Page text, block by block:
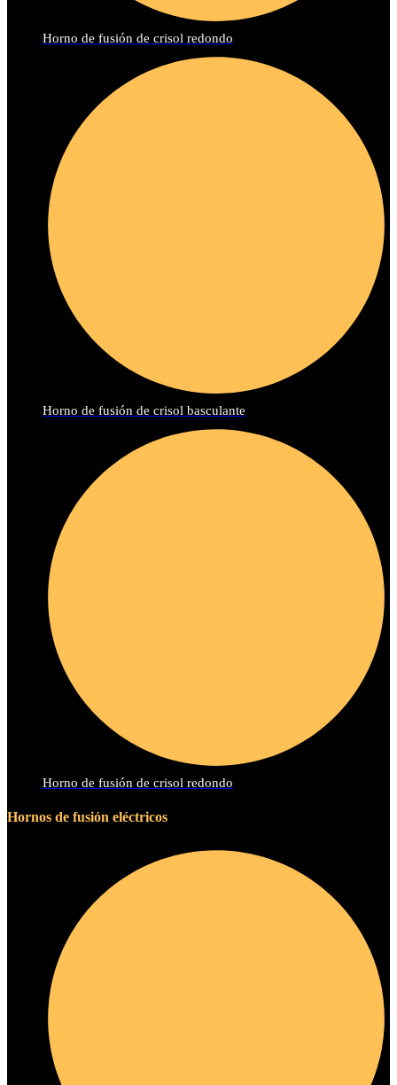
Horno de fusión de crisol redondo
Horno de fusión de crisol basculante
Horno de fusión de crisol redondo
Hornos de fusión eléctricos